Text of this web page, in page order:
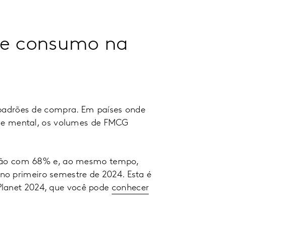
consumo na
de compra. Em países onde
mental, os volumes de FMCG
com 68% e, ao mesmo tempo,
primeiro semestre de 2024. Esta é
2024, que você pode conhecer